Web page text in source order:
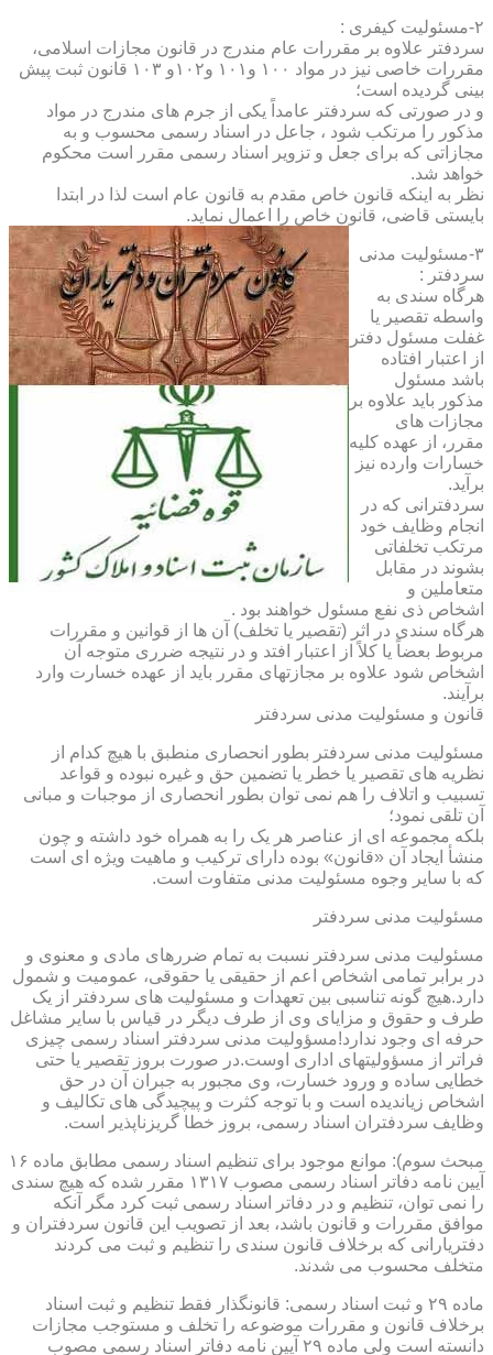
۲-مسئولیت کیفری :
سردفتر علاوه بر مقررات عام مندرج در قانون مجازات اسلامی،
مقررات خاصی نیز در مواد ۱۰۰ و۱۰۱ و۱۰۲و ۱۰۳ قانون ثبت پیش
بینی گردیده است؛
و در صورتی که سردفتر عامداً یکی از جرم های مندرج در مواد
مذکور را مرتکب شود ، جاعل در اسناد رسمی محسوب و به
مجازاتی که برای جعل و تزویر اسناد رسمی مقرر است محکوم
خواهد شد.
نظر به اینکه قانون خاص مقدم به قانون عام است لذا در ابتدا
بایستی قاضی، قانون خاص را اعمال نماید.
۳-مسئولیت مدنی
سردفتر :
هرگاه سندی به
واسطه تقصیر یا
غفلت مسئول دفتر
از اعتبار افتاده
باشد مسئول
مذکور باید علاوه بر
مجازات های
مقرر، از عهده کلیه
خسارات وارده نیز
برآید.
سردفترانی که در
انجام وظایف خود
مرتکب تخلفاتی
بشوند در مقابل
متعاملین و
اشخاص ذی نفع مسئول خواهند بود .
هرگاه سندی در اثر (تقصیر یا تخلف) آن ها از قوانین و مقررات
مربوط بعضاً یا کلاً از اعتبار افتد و در نتیجه ضرری متوجه آن
اشخاص شود علاوه بر مجازتهای مقرر باید از عهده خسارت وارد
برآیند.
قانون و مسئولیت مدنی سردفتر
مسئولیت مدنی سردفتر بطور انحصاری منطبق با هیچ کدام از
نظریه های تقصیر یا خطر یا تضمین حق و غیره نبوده و قواعد
تسبیب و اتلاف را هم نمی توان بطور انحصاری از موجبات و مبانی
آن تلقی نمود؛
بلکه مجموعه ای از عناصر هر یک را به همراه خود داشته و چون
منشأ ایجاد آن «قانون» بوده دارای ترکیب و ماهیت ویژه ای است
که با سایر وجوه مسئولیت مدنی متفاوت است.
مسئولیت مدنی سردفتر
مسئولیت مدنی سردفتر نسبت به تمام ضررهای مادی و معنوی و
در برابر تمامی اشخاص اعم از حقیقی یا حقوقی، عمومیت و شمول
دارد.هیچ گونه تناسبی بین تعهدات و مسئولیت های سردفتر از یک
طرف و حقوق و مزایای وی از طرف دیگر در قیاس با سایر مشاغل
حرفه ای وجود ندارد!مسؤولیت مدنی سردفتر اسناد رسمی چیزی
فراتر از مسؤولیتهای اداری اوست.در صورت بروز تقصیر یا حتی
خطایی ساده و ورود خسارت، وی مجبور به جبران آن در حق
اشخاص زیاندیده است و با توجه کثرت و پیچیدگی های تکالیف و
وظایف سردفتران اسناد رسمی، بروز خطا گریزناپذیر است.
مبحث سوم): موانع موجود برای تنظیم اسناد رسمی مطابق ماده ۱۶
آیین نامه دفاتر اسناد رسمی مصوب ۱۳۱۷ مقرر شده که هیچ سندی
را نمی توان، تنظیم و در دفاتر اسناد رسمی ثبت کرد مگر آنکه
موافق مقررات و قانون باشد، بعد از تصویب این قانون سردفتران و
دفتریارانی که برخلاف قانون سندی را تنظیم و ثبت می کردند
متخلف محسوب می شدند.
ماده ۲۹ و ثبت اسناد رسمی: قانونگذار فقط تنظیم و ثبت اسناد
برخلاف قانون و مقررات موضوعه را تخلف و مستوجب مجازات
دانسته است ولی ماده ۲۹ آیین نامه دفاتر اسناد رسمی مصوب